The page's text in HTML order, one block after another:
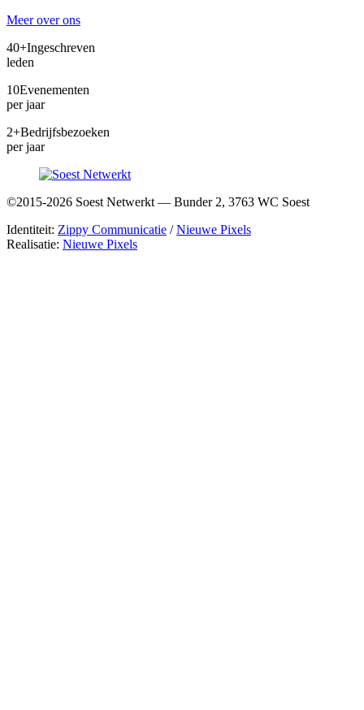
Meer over ons
40+Ingeschreven
leden
10Evenementen
per jaar
2+Bedrijfsbezoeken
per jaar
©2015-2026 Soest Netwerkt — Bunder 2, 3763 WC Soest
Identiteit: Zippy Communicatie /Nieuwe Pixels
Realisatie: Nieuwe Pixels